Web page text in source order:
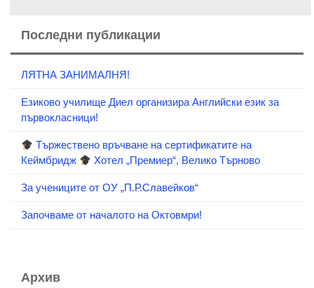
Последни публикации
ЛЯТНА ЗАНИМАЛНЯ!
Езиково училище Диел организира Английски език за
първокласници!
Тържествено връчване на сертификатите на
Кеймбридж
Хотел „Премиер“, Велико Търново
За учениците от ОУ „П.Р.Славейков“
Започваме от началото на Октовмри!
Архив